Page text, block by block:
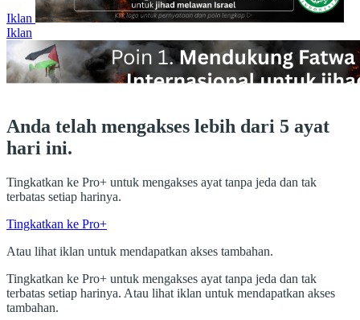
Iklan
Iklan
Anda telah mengakses lebih dari 5 ayat
hari ini.
Tingkatkan ke Pro+ untuk mengakses ayat tanpa jeda dan tak
terbatas setiap harinya.
Tingkatkan ke Pro+
Atau lihat iklan untuk mendapatkan akses tambahan.
Tingkatkan ke Pro+ untuk mengakses ayat tanpa jeda dan tak
terbatas setiap harinya. Atau lihat iklan untuk mendapatkan akses
tambahan.